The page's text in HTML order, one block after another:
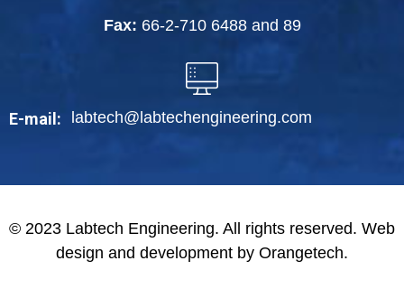
Fax: 66-2-710 6488and 89
E-mail: labtech@labtechengineering.com
© 2023 Labtech Engineering. All rights reserved. Web
design and development by Orangetech.